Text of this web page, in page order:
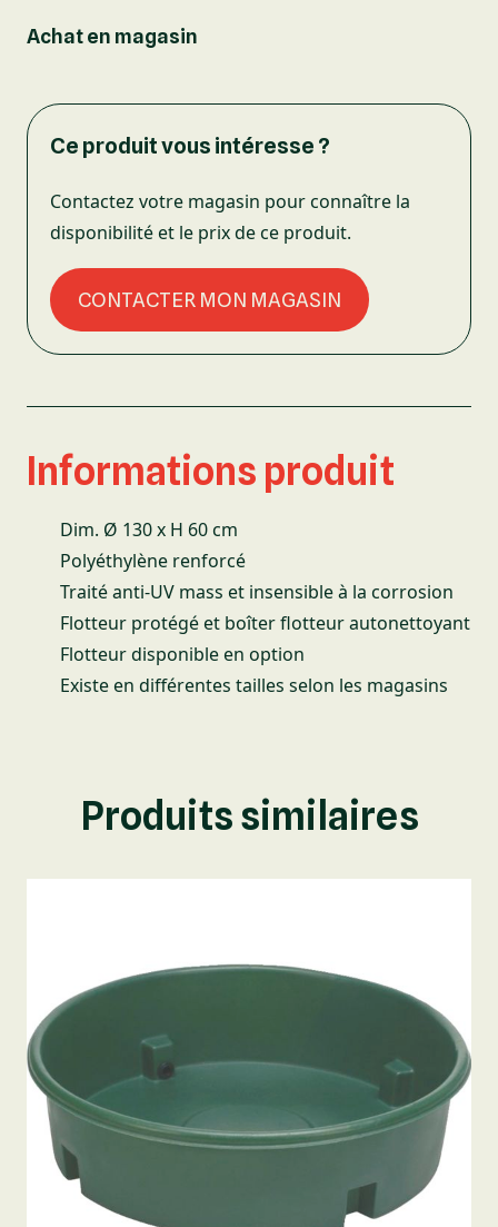
Achat en magasin
Ce produit vous intéresse ?
Contactez votre magasin pour connaître la
disponibilité et le prix de ce produit.
CONTACTER MON MAGASIN
Informations produit
Dim. Ø 130 x H 60 cm
Polyéthylène renforcé
Traité anti-UV mass et insensible à la corrosion
Flotteur protégé et boîter flotteur autonettoyant
Flotteur disponible en option
Existe en différentes tailles selon les magasins
Produits similaires